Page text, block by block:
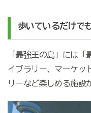
歩いているだけで
「最強王の島」には
イブラリー、マーケッ
リーなど楽しめる施設